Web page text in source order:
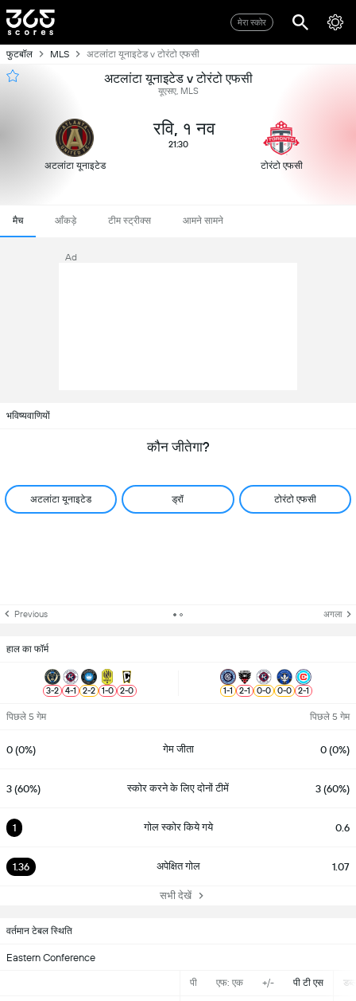
मेरा स्कोर
फुटबॉल MLS अटलांटा यूनाइटेड v टोरंटो एफसी
अटलांटा यूनाइटेड v टोरंटो एफसी
यूएसए, MLS
अटलांटा यूनाइटेड
रवि, १ नव
21:30
टोरंटो एफसी
मैच आँकड़े टीम स्ट्रीक्स आमने सामने
Ad
भविष्यवाणियों
कौन जीतेगा?
अटलांटा यूनाइटेड ड्रॉ टोरंटो एफसी
Previous अगला
हाल का फॉर्म
3-2 4-1 2-2 1-0 2-0 1-1 2-1 0-0 0-0 2-1
पिछले 5 गेम पिछले 5 गेम
0 (0%) गेम जीता 0 (0%)
3 (60%) स्कोर करने के लिए दोनों टीमें 3 (60%)
1 गोल स्कोर किये गये 0.6
1.36 अपेक्षित गोल 1.07
सभी देखें
वर्तमान टेबल स्थिति
Eastern Conference
पी एफ: एक +/- पी टी एस